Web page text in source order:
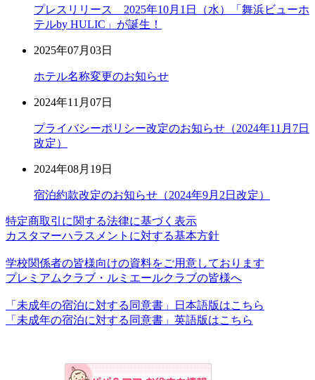
プレスリリース 2025年10月1日（水）「舞浜ビューホ
テルby HULIC」が誕生！
2025年07月03日
ホテル名称変更のお知らせ
2024年11月07日
プライバシーポリシー改定のお知らせ（2024年11月7日
改定）
2024年08月19日
宿泊約款改定のお知らせ（2024年9月2日改定）
特定商取引に関する法律に基づく表示
カスタマーハラスメントに対する基本方針
学校関係者の皆様向けの資料をご用意しております
プレミアムクラブ・ルミエールクラブの皆様へ
「未成年の宿泊に対する同意書」日本語版はこちら
「未成年の宿泊に対する同意書」英語版はこちら